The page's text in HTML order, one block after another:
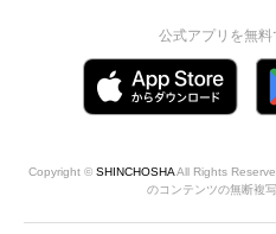
公式アプリを無料
Copyright © SHINCHOSHAAll Rights
のコンテンツの無断複